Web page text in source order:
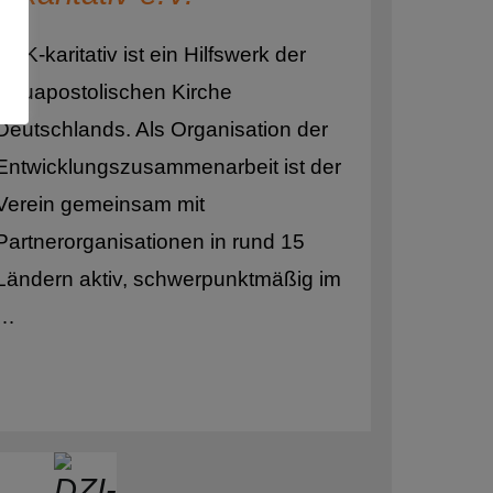
NAK-karitativ ist ein Hilfswerk der
Neuapostolischen Kirche
Als Organisation der
ist der
gemeinsam mit
in rund 15
aktiv, schwerpunktmäßig im